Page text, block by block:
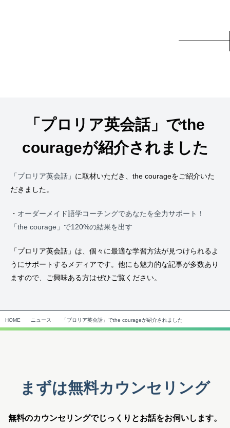
「プロリア英会話」でthe
courageが紹介されました
「プロリア英会話」 に取材いただき、the courageをご紹介いた
だきました。
・ オーダーメイド語学コーチングであなたを全力サポート！
「the courage」で120%の結果を出す
「プロリア英会話」は、個々に最適な学習方法が見つけられるよ
うにサポートするメディアです。他にも魅力的な記事が多数あり
ますので、ご興味ある方はぜひご覧ください。
HOME ニュース 「プロリア英会話」でthe courageが紹介されました
まずは無料カウンセリング
無料のカウンセリングでじっくりとお話をお伺いします。